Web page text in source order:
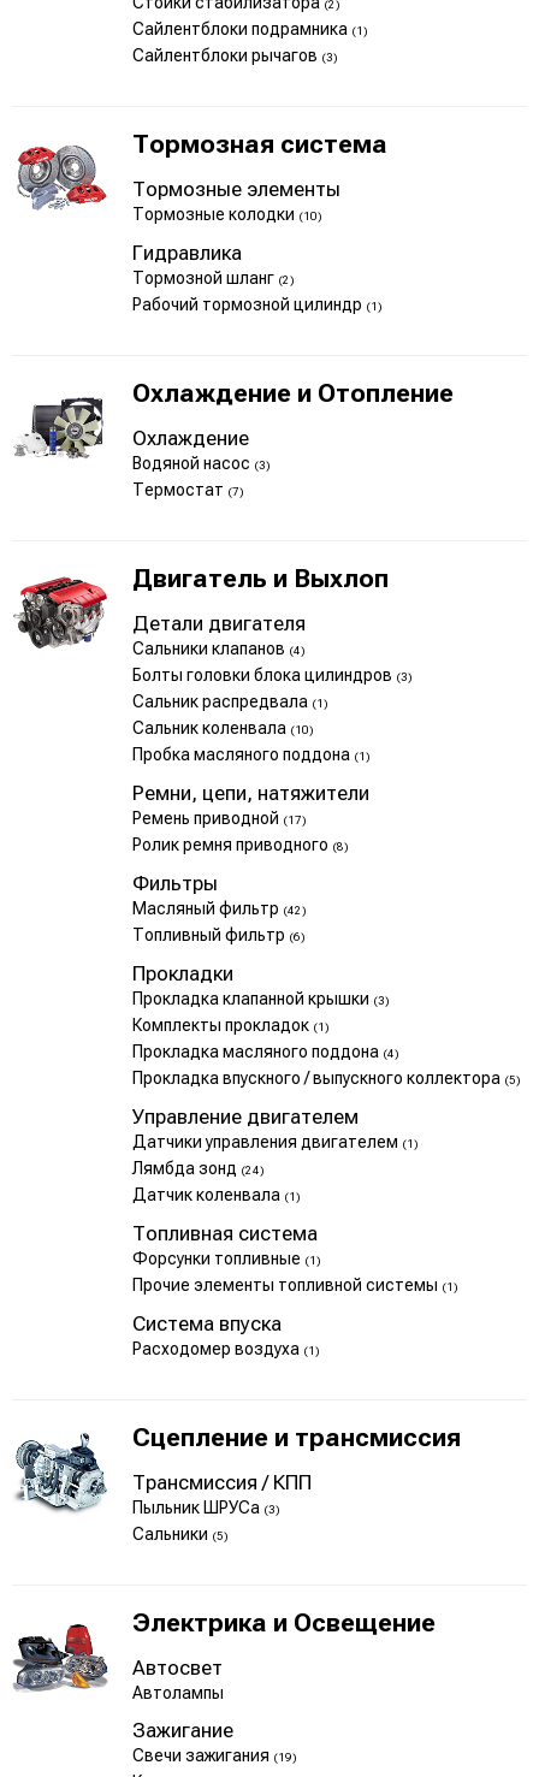
(2)
Сайлентблоки подрамника (1)
Сайлентблоки рычагов (3)
Тормозная система
Тормозные элементы
Тормозные колодки (10)
Гидравлика
Тормозной шланг (2)
Рабочий тормозной цилиндр (1)
Охлаждение и Отопление
Охлаждение
Водяной насос (3)
Термостат (7)
Двигатель и Выхлоп
Детали двигателя
Сальники клапанов (4)
Болты головки блока цилиндров (3)
Сальник распредвала (1)
Сальник коленвала (10)
Пробка масляного поддона (1)
Ремни, цепи, натяжители
Ремень приводной (17)
Ролик ремня приводного (8)
Фильтры
Масляный фильтр (42)
Топливный фильтр (6)
Прокладки
Прокладка клапанной крышки (3)
Комплекты прокладок (1)
Прокладка масляного поддона (4)
Прокладка впускного / выпускного коллектора (5)
Управление двигателем
Датчики управления двигателем (1)
Лямбда зонд (24)
Датчик коленвала (1)
Топливная система
Форсунки топливные (1)
Прочие элементы топливной системы (1)
Система впуска
Расходомер воздуха (1)
Сцепление и трансмиссия
Трансмиссия / КПП
Пыльник ШРУСа (3)
Сальники (5)
Электрика и Освещение
Автосвет
Автолампы
Зажигание
Свечи зажигания (19)